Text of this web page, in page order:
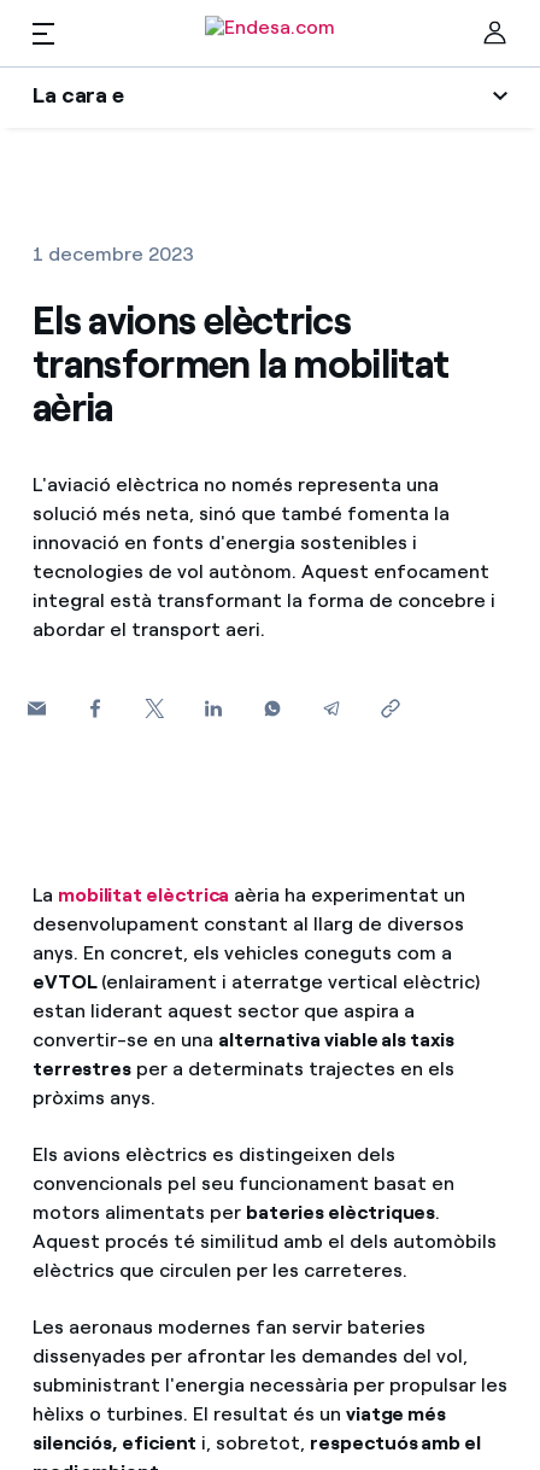
La cara e
Autors
Una resposta
El llegat que serem
Wikivatios
Music Lover
Llars
Troba la tarifa que més et convé
Per cada kWh que estalviïs, et descomptem un
Com puc veure les meves factures d'Endesa?
Com canviar el titular del contracte?
Serveis
Mobilitat
Solar
Climatització
Estafes telefòniques
1 decembre 2023
Els avions elèctrics
transformen la mobilitat
aèria
L'aviació elèctrica no només representa una
solució més neta, sinó que també fomenta la
innovació en fonts d'energia sostenibles i
tecnologies de vol autònom. Aquest enfocament
integral està transformant la forma de concebre i
abordar el transport aeri.
La mobilitat elèctrica aèria ha experimentat un
desenvolupament constant al llarg de diversos
anys. En concret, els vehicles coneguts com a
eVTOL(enlairament i aterratge vertical elèctric)
estan liderant aquest sector que aspira a
convertir-se en una alternativa viable als taxis
terrestres per a determinats trajectes en els
pròxims anys.
Els avions elèctrics es distingeixen dels
convencionals pel seu funcionament basat en
motors alimentats per bateries elèctriques.
Aquest procés té similitud amb el dels automòbils
elèctrics que circulen per les carreteres.
Les aeronaus modernes fan servir bateries
dissenyades per afrontar les demandes del vol,
subministrant l'energia necessària per propulsar les
hèlixs o turbines. El resultat és un viatge més
silenciós, eficient i, sobretot, respectuós amb el